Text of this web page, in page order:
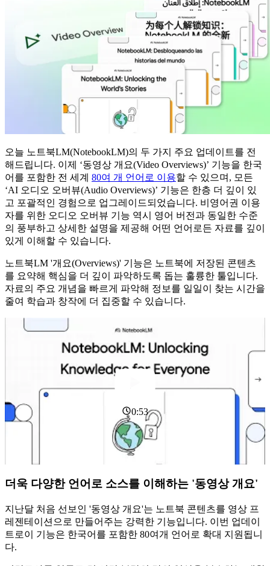
오늘 노트북LM(NotebookLM)의 두 가지 주요 업데이트를 전
해드립니다. 이제 ‘동영상 개요(Video Overviews)’ 기능을 한국
어를 포함한 전 세계 80여 개 언어로 이용할 수 있으며, 모든
‘AI 오디오 오버뷰(Audio Overviews)’ 기능은 한층 더 깊이 있
고 포괄적인 경험으로 업그레이드되었습니다. 비영어권 이용
자를 위한 오디오 오버뷰 기능 역시 영어 버전과 동일한 수준
의 풍부하고 상세한 설명을 제공해 어떤 언어로든 자료를 깊이
있게 이해할 수 있습니다.
노트북LM '개요(Overviews)' 기능은 노트북에 저장된 콘텐츠
를 요약해 핵심을 더 깊이 파악하도록 돕는 훌륭한 툴입니다.
자료의 주요 개념을 빠르게 파악해 정보를 일일이 찾는 시간을
줄여 학습과 창작에 더 집중할 수 있습니다.
0:53
더욱 다양한 언어로 소스를 이해하는 '동영상 개요'
지난달 처음 선보인 '동영상 개요'는 노트북 콘텐츠를 영상 프
레젠테이션으로 만들어주는 강력한 기능입니다. 이번 업데이
트로이 기능은 한국어를 포함한 80여개 언어로 확대 지원됩니
다.